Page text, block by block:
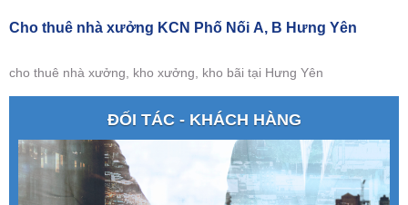
Cho thuê nhà xưởng KCN Phố Nối A, B Hưng Yên
cho thuê nhà xưởng, kho xưởng, kho bãi tại Hưng Yên
ĐỐI TÁC - KHÁCH HÀNG